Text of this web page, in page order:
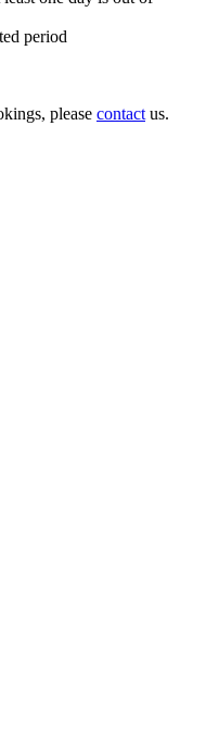
period
please contact us.